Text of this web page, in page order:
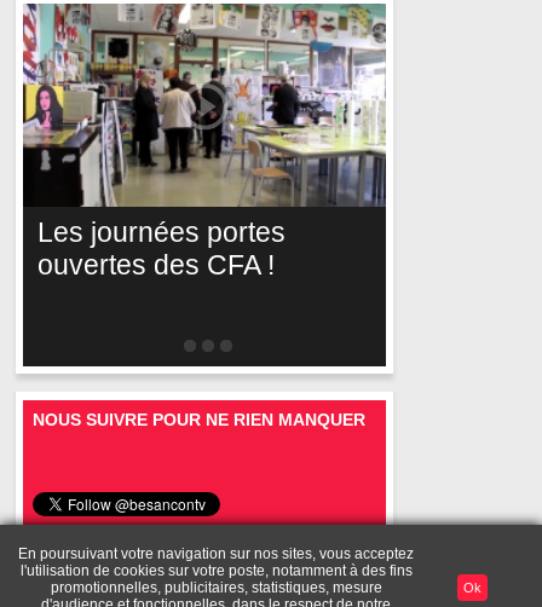
Les journées portes
ouvertes des CFA !
NOUS SUIVRE POUR NE RIEN MANQUER
En poursuivant votre navigation sur nos sites, vous acceptez
l'utilisation de cookies sur votre poste, notamment à des fins
promotionnelles, publicitaires, statistiques, mesure
Ok
Mentions
légales
A
propos
Toutes les
vidéos
Diffusez vos
vidéos
Mon
compte